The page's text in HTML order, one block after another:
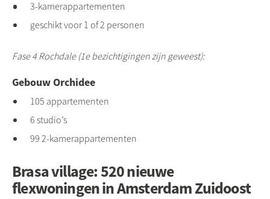
3-kamerappartementen
geschikt voor 1 of 2 personen
Fase 4 Rochdale (1e bezichtigingen zijn geweest):
Gebouw Orchidee
105 appartementen
6 studio’s
99 2-kamerappartementen
Brasa village: 520 nieuwe
flexwoningen in Amsterdam Zuidoost